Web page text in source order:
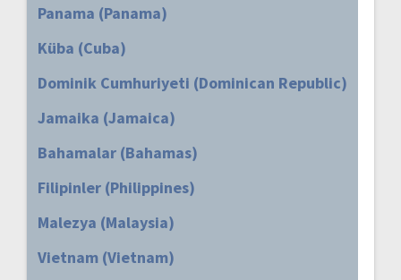
Panama (Panama)
Küba (Cuba)
Dominik Cumhuriyeti (Dominican Republic)
Jamaika (Jamaica)
Bahamalar (Bahamas)
Filipinler (Philippines)
Malezya (Malaysia)
Vietnam (Vietnam)